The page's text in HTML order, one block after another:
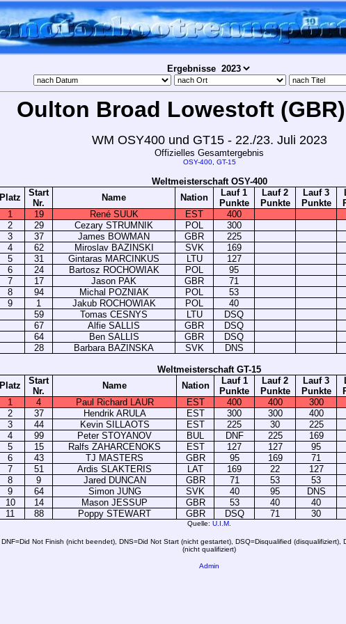
Ergebnisse
Oulton Broad Lowestoft
WM OSY400 und GT15 - 22./23. Juli 2023
Offizielles Gesamtergebnis
OSY-400, GT-15
Weltmeisterschaft OSY-400
Platz
Start
Nr.
Name Nation
Lauf 1
Punkte
Lauf 2
Punkte
Lauf 3
Punkte
1
19 René SUUK EST 400
2
29 Cezary STRUMNIK POL 300
3
37 James BOWMAN GBR 225
4
62 Miroslav BAZINSKI SVK 169
5
31 Gintaras MARCINKUS LTU 127
6
24 Bartosz ROCHOWIAK POL 95
7
17 Jason PAK GBR 71
8
94 Michal POZNIAK POL 53
9
1 Jakub ROCHOWIAK POL 40
59
Tomas CESNYS LTU DSQ
67
Alfie SALLIS GBR DSQ
64
Ben SALLIS GBR DSQ
28
Barbara BAZINSKA SVK DNS
Weltmeisterschaft GT-15
Platz
Start
Nr.
Name Nation
Lauf 1
Punkte
Lauf 2
Punkte
Lauf 3
Punkte
1
4 Paul Richard LAUR EST 400 400 300
2
37 Hendrik ARULA EST 300 300 400
3
44 Kevin SILLAOTS EST 225 30 225
4
99 Peter STOYANOV BUL DNF 225 169
5
15 Ralfs ZAHARCENOKS EST 127 127 95
6
43 TJ MASTERS GBR 95 169 71
7
51 Ardis SLAKTERIS LAT 169 22 127
8
9 Jared DUNCAN GBR 71 53 53
9
64 Simon JUNG SVK 40 95 DNS
10
14 Mason JESSUP GBR 53 40 40
11
88 Poppy STEWART GBR DSQ 71 30
Quelle: U.I.M.
DNF=Did Not Finish (nicht beendet), DNS=Did Not Start (nicht gestartet), DSQ=Disqualified (disqualifiziert),
(nicht qualifiziert)
Admin